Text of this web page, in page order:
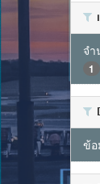
จ
1
ข้อ